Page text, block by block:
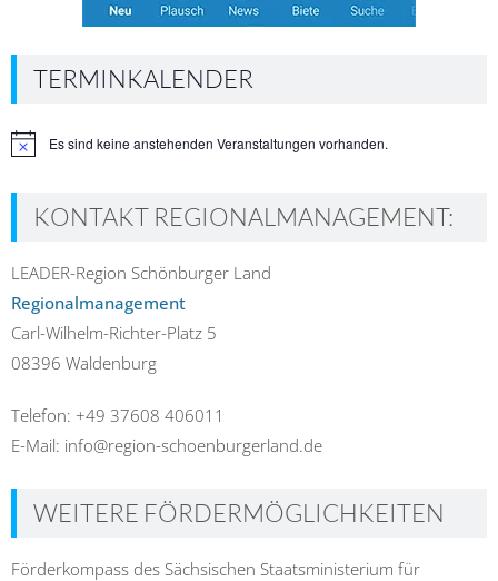
TERMINKALENDER
HinweisEs sind keine anstehenden Veranstaltungen vorhanden.
KONTAKT REGIONALMANAGEMENT:
LEADER-Region Schönburger Land
Regionalmanagement
Carl-Wilhelm-Richter-Platz 5
08396 Waldenburg
Telefon: +49 37608 406011
E-Mail: info@region-schoenburgerland.de
WEITERE FÖRDERMÖGLICHKEITEN
Förderkompass des Sächsischen Staatsministerium für